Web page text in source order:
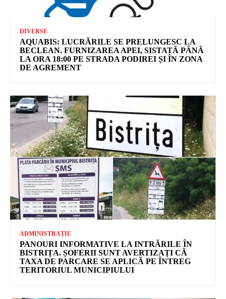
DIVERSE
AQUABIS: LUCRĂRILE SE PRELUNGESC LA
BECLEAN. FURNIZAREA APEI, SISTATĂ PÂNĂ
LA ORA 18:00 PE STRADA PODIREI ȘI ÎN ZONA
DE AGREMENT
ADMINISTRAȚIE
PANOURI INFORMATIVE LA INTRĂRILE ÎN
BISTRIȚA. ȘOFERII SUNT AVERTIZAȚI CĂ
TAXA DE PARCARE SE APLICĂ PE ÎNTREG
TERITORIUL MUNICIPIULUI